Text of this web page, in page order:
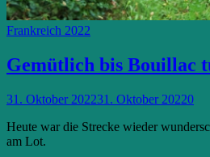
Frankreich 2022
Gemütlich bis Bouillac
31. Oktober 202231. Oktober 20220
Heute war die Strecke wieder
am Lot.